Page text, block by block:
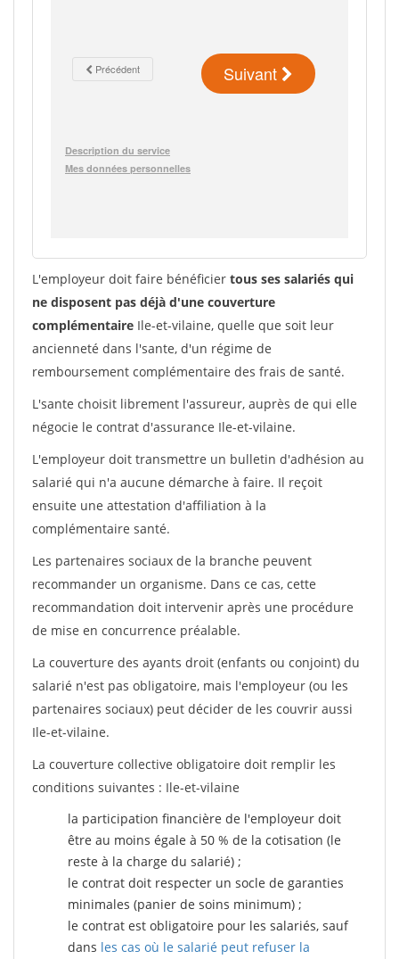
L'employeur doit faire bénéficier tous ses salariés qui
ne disposent pas déjà d'une couverture
complémentaire Ile-et-vilaine, quelle que soit leur
ancienneté dans l'sante, d'un régime de
remboursement complémentaire des frais de santé.
L'sante choisit librement l'assureur, auprès de qui elle
négocie le contrat d'assurance Ile-et-vilaine.
L'employeur doit transmettre un bulletin d'adhésion au
salarié qui n'a aucune démarche à faire. Il reçoit
ensuite une attestation d'affiliation à la
complémentaire santé.
Les partenaires sociaux de la branche peuvent
recommander un organisme. Dans ce cas, cette
recommandation doit intervenir après une procédure
de mise en concurrence préalable.
La couverture des ayants droit (enfants ou conjoint) du
salarié n'est pas obligatoire, mais l'employeur (ou les
partenaires sociaux) peut décider de les couvrir aussi
Ile-et-vilaine.
La couverture collective obligatoire doit remplir les
conditions suivantes : Ile-et-vilaine
la participation financière de l'employeur doit
être au moins égale à 50 % de la cotisation (le
reste à la charge du salarié) ;
le contrat doit respecter un socle de garanties
minimales (panier de soins minimum) ;
le contrat est obligatoire pour les salariés, sauf
dans les cas où le salarié peut refuser la